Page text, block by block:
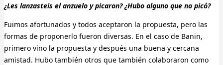
¿Les lanzasteis el anzuelo y picaron? ¿Hubo alguno que no picó?
Fuimos afortunados y todos aceptaron la propuesta, pero las
formas de proponerlo fueron diversas. En el caso de Banin,
primero vino la propuesta y después una buena y cercana
amistad. Hubo también otros que también colaboraron como